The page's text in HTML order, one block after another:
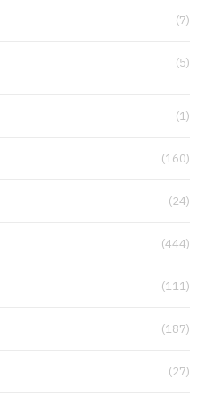
(7)
(5)
(1)
(160)
(24)
(444)
(111)
(187)
(27)